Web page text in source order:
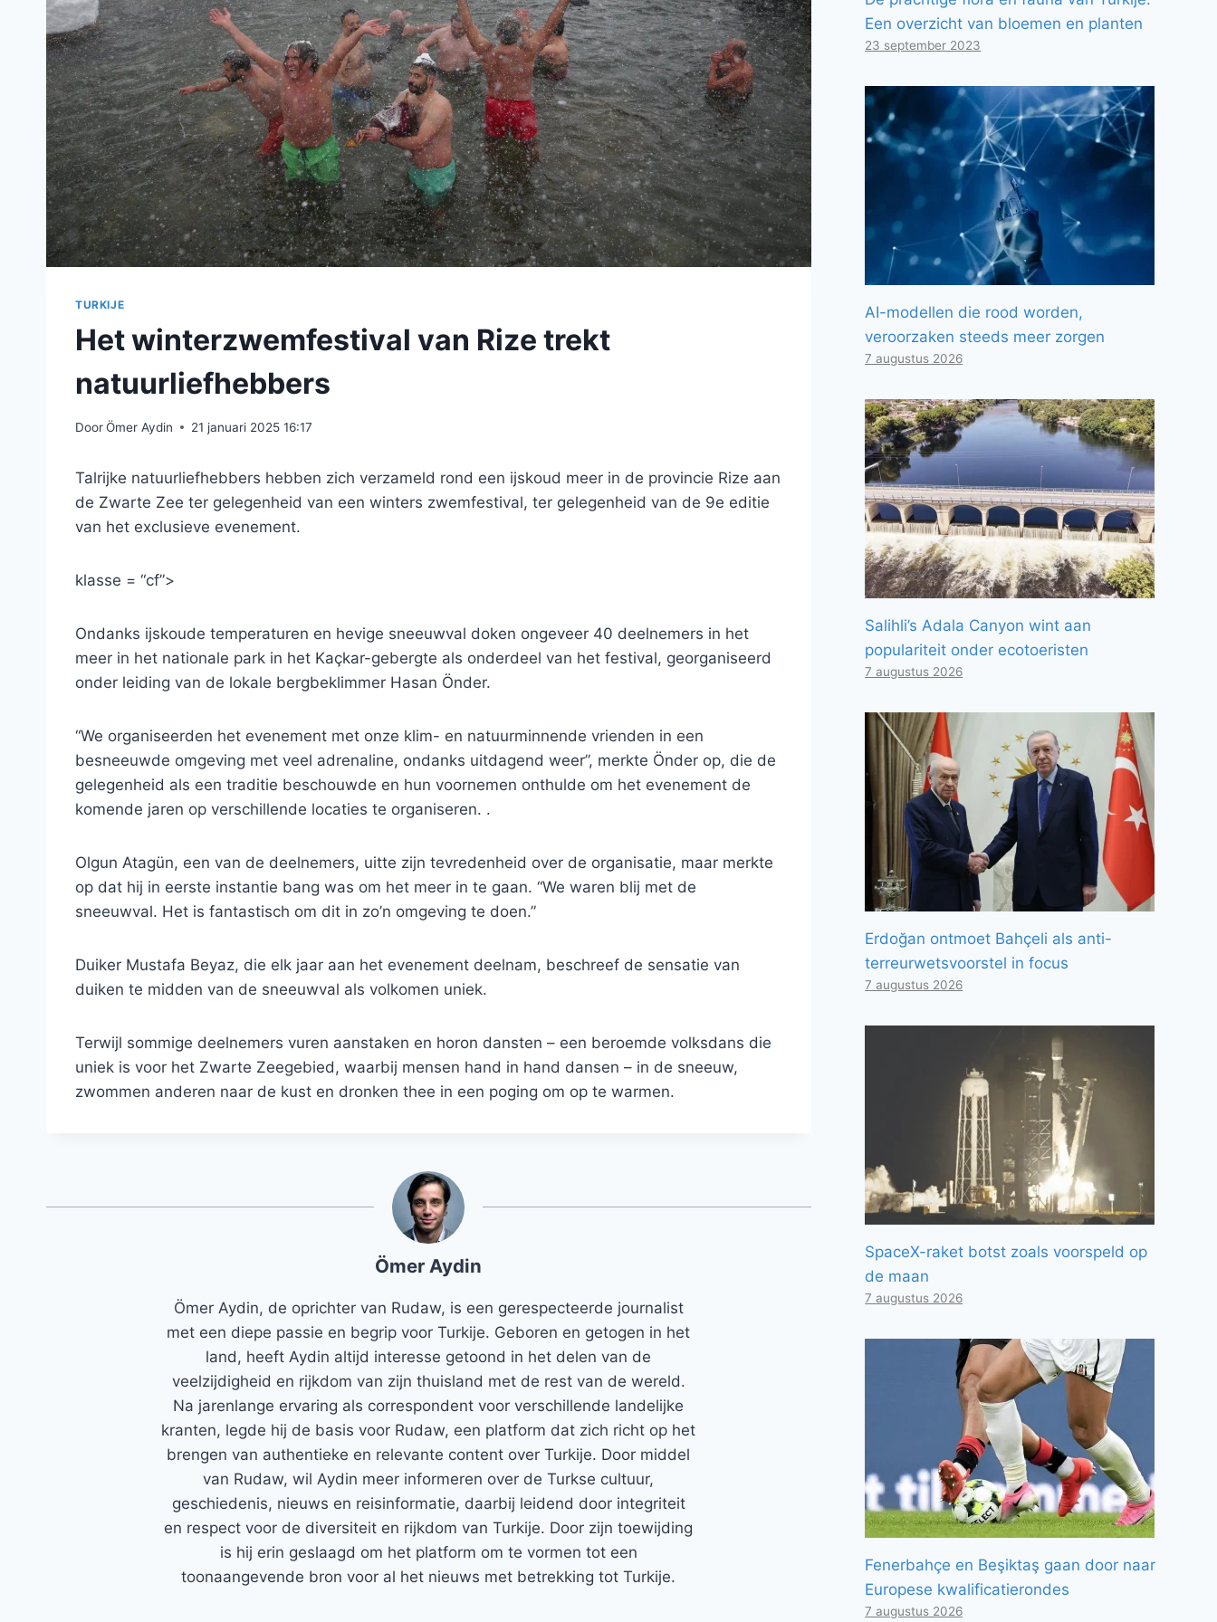
TURKIJE
Het winterzwemfestival van Rize trekt
natuurliefhebbers
DoorÖmer Aydin 21 januari 2025 16:17
Talrijke natuurliefhebbers hebben zich verzameld rond een ijskoud meer in de provincie Rize aan
de Zwarte Zee ter gelegenheid van een winters zwemfestival, ter gelegenheid van de 9e editie
van het exclusieve evenement.
klasse = “cf”>
Ondanks ijskoude temperaturen en hevige sneeuwval doken ongeveer 40 deelnemers in het
meer in het nationale park in het Kaçkar-gebergte als onderdeel van het festival, georganiseerd
onder leiding van de lokale bergbeklimmer Hasan Önder.
“We organiseerden het evenement met onze klim- en natuurminnende vrienden in een
besneeuwde omgeving met veel adrenaline, ondanks uitdagend weer”, merkte Önder op, die de
gelegenheid als een traditie beschouwde en hun voornemen onthulde om het evenement de
komende jaren op verschillende locaties te organiseren. .
Olgun Atagün, een van de deelnemers, uitte zijn tevredenheid over de organisatie, maar merkte
op dat hij in eerste instantie bang was om het meer in te gaan. “We waren blij met de
sneeuwval. Het is fantastisch om dit in zo’n omgeving te doen.”
Duiker Mustafa Beyaz, die elk jaar aan het evenement deelnam, beschreef de sensatie van
duiken te midden van de sneeuwval als volkomen uniek.
Terwijl sommige deelnemers vuren aanstaken en horon dansten – een beroemde volksdans die
uniek is voor het Zwarte Zeegebied, waarbij mensen hand in hand dansen – in de sneeuw,
zwommen anderen naar de kust en dronken thee in een poging om op te warmen.
Ömer Aydin
Ömer Aydin, de oprichter van Rudaw, is een gerespecteerde journalist
met een diepe passie en begrip voor Turkije. Geboren en getogen in het
land, heeft Aydin altijd interesse getoond in het delen van de
veelzijdigheid en rijkdom van zijn thuisland met de rest van de wereld.
Na jarenlange ervaring als correspondent voor verschillende landelijke
kranten, legde hij de basis voor Rudaw, een platform dat zich richt op het
brengen van authentieke en relevante content over Turkije. Door middel
van Rudaw, wil Aydin meer informeren over de Turkse cultuur,
geschiedenis, nieuws en reisinformatie, daarbij leidend door integriteit
en respect voor de diversiteit en rijkdom van Turkije. Door zijn toewijding
is hij erin geslaagd om het platform om te vormen tot een
toonaangevende bron voor al het nieuws met betrekking tot Turkije.
Een overzicht van bloemen en planten
23 september 2023
AI-modellen die rood worden,
veroorzaken steeds meer zorgen
7 augustus 2026
Salihli’s Adala Canyon wint aan
populariteit onder ecotoeristen
7 augustus 2026
Erdoğan ontmoet Bahçeli als anti-
terreurwetsvoorstel in focus
7 augustus 2026
SpaceX-raket botst zoals voorspeld op
de maan
7 augustus 2026
Fenerbahçe en Beşiktaş gaan door naar
Europese kwalificatierondes
7 augustus 2026